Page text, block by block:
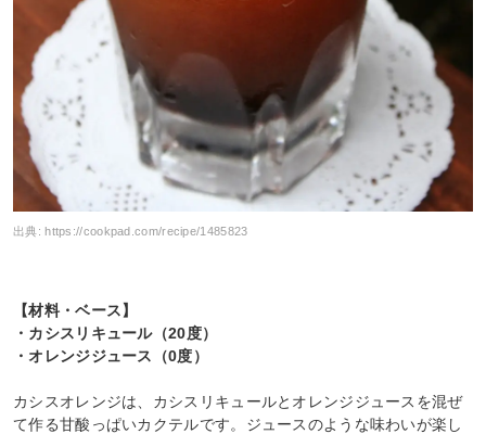
出典:https://cookpad.com/recipe/1485823
【材料・ベース】
・カシスリキュール（20度）
・オレンジジュース（0度）
カシスオレンジは、カシスリキュールとオレンジジュースを混ぜ
て作る甘酸っぱいカクテルです。ジュースのような味わいが楽し